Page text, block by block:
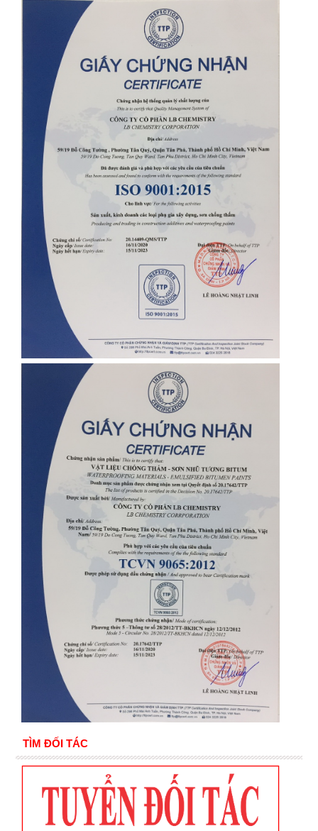
TÌM ĐỐI TÁC